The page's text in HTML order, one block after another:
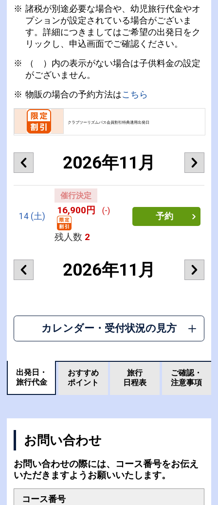
諸税が別途必要な場合や、幼児旅行代金やオ
プションが設定されている場合がございま
す。詳細につきましてはご希望の出発日をク
リックし、申込画面でご確認ください。
（ ）内の表示がない場合は子供料金の設定
がございません。
物販の場合の予約方法はこちら
クラブツーリズムパス会員割引特典適用出発日
2026年11月
14 (土)
催行決定
16,900円 (-)
残人数 2
予約
2026年11月
カレンダー・受付状況の見方
出発日・
旅行代金
おすすめ
ポイント
旅行
日程表
ご確認・
注意事項
お問い合わせ
お問い合わせの際には、コース番号をお伝え
いただきますようお願いいたします。
コース番号